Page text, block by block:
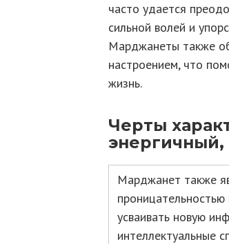
часто удается
сильной волей и
Марджанеты также
настроением, что
жизнь.
Черты
энергичный,
Марджанет также
усваивать новую
интеллектуальные